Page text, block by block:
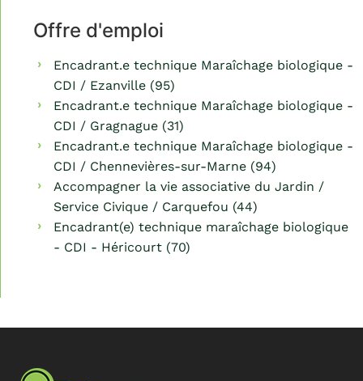
Offre d'emploi
Encadrant.e technique Maraîchage biologique -
CDI / Ezanville (95)
Encadrant.e technique Maraîchage biologique -
CDI / Gragnague (31)
Encadrant.e technique Maraîchage biologique -
CDI / Chennevières-sur-Marne (94)
Accompagner la vie associative du Jardin /
Service Civique / Carquefou (44)
Encadrant(e) technique maraîchage biologique
- CDI - Héricourt (70)